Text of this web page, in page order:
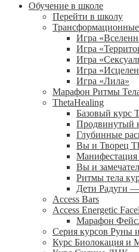
Обучение в школе
Перейти в школу
Игра
Игра
Игра
Игра
Игра «Лила»
Марафон Ритмы
ThetaHealing
Базовый курс
Продвинутый
Глубинные
Вы и Творец
Вы и
Ритмы тела
Дети Радуги
Access Bars
Access Energetic
Марафон
Серия курсов Руны
Курс Биолокация и